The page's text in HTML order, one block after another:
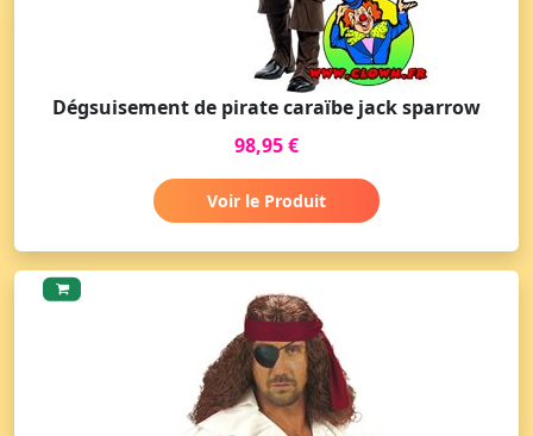
Dégsuisement de pirate caraïbe jack sparrow
98,95 €
Voir le Produit